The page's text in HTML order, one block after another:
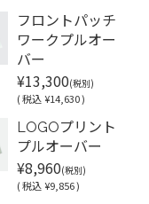
フロントパッチ
ワークプルオー
バー
¥13,300(税別)
(税込 ¥14,630 )
LOGOプリント
プルオーバー
¥8,960(税別)
(税込 ¥9,856 )